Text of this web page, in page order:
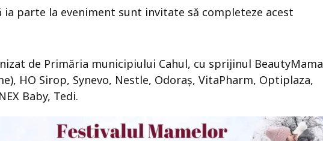
ia parte la eveniment sunt invitate să completeze acest
de Primăria municipiului Cahul, cu sprijinul BeautyMama
HO Sirop, Synevo, Nestle, Odoraș, VitaPharm, Optiplaza,
Baby, Tedi.